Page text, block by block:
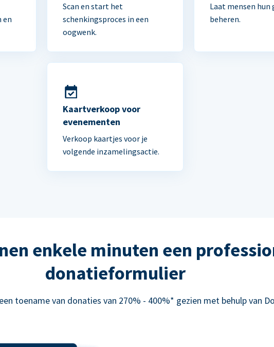
en
Scan en start het
schenkingsproces in een
oogwenk.
Laat mensen
beheren.
Kaartverkoop voor
evenementen
Verkoop kaartjes voor je
volgende inzamelingsactie.
enkele minuten een
donatieformulier
toename van donaties van 270% - 400%* gezien met behulp van